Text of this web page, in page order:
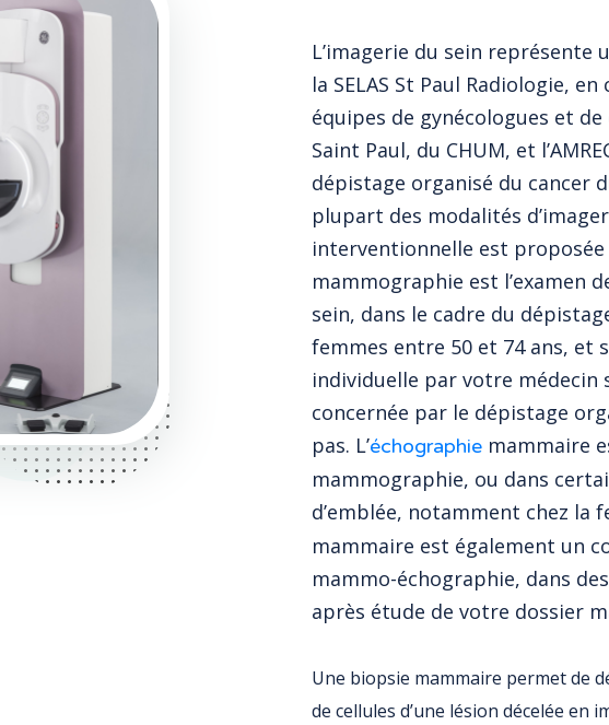
L’imagerie du sein
la SELAS St Paul Radiologie,
équipes de gynécologues et
Saint Paul, du CHUM, et
dépistage organisé du cancer
plupart des modalités
interventionnelle est
mammographie est l’examen
sein, dans le cadre du
femmes entre 50 et 74 ans, et
individuelle par votre médecin
concernée par le dépistage
pas. L’échographie mammaire
mammographie, ou dans
d’emblée, notamment chez la
mammaire est également un
mammo-échographie, dans
après étude de votre dossier
Une biopsie mammaire permet de
de cellules d’une lésion décelée en